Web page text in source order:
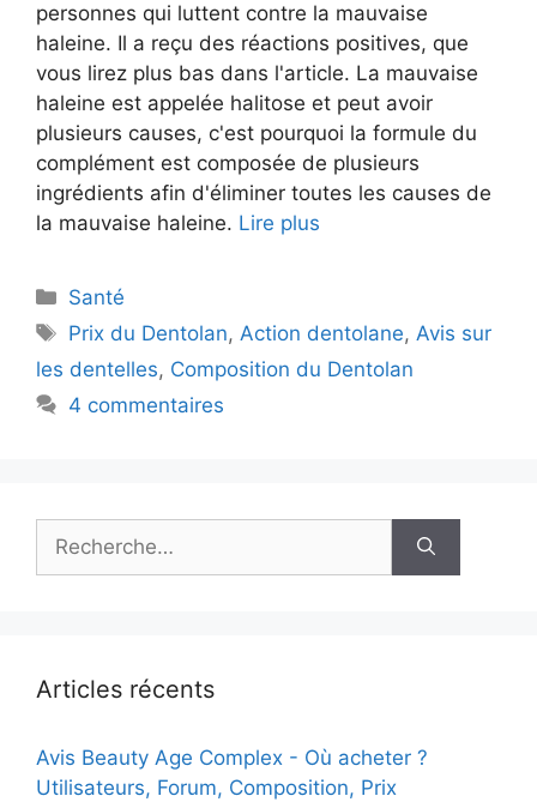
personnes qui luttent contre la mauvaise
haleine. Il a reçu des réactions positives, que
vous lirez plus bas dans l'article. La mauvaise
haleine est appelée halitose et peut avoir
plusieurs causes, c'est pourquoi la formule du
complément est composée de plusieurs
ingrédients afin d'éliminer toutes les causes de
la mauvaise haleine. Lire plus
Catégories
Santé
Étiquettes
Prix du Dentolan,Action dentolane,Avis sur
les dentelles, Composition du Dentolan
4 commentaires
Rechercher :
Articles récents
Avis Beauty Age Сomplex - Où acheter ?
Utilisateurs, Forum, Composition, Prix